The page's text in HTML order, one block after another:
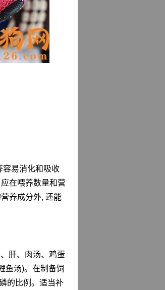
容易消化和吸收
在喂养数量和营
养成分外, 还能
肝、肉汤、鸡蛋
鱼汤)。在制备饲
的比例。适当补